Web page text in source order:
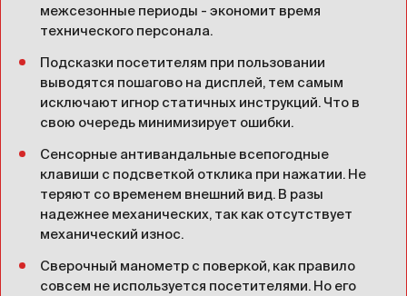
межсезонные периоды - экономит время
технического персонала.
Подсказки посетителям при пользовании
выводятся пошагово на дисплей, тем самым
исключают игнор статичных инструкций. Что в
свою очередь минимизирует ошибки.
Сенсорные антивандальные всепогодные
клавиши с подсветкой отклика при нажатии. Не
теряют со временем внешний вид. В разы
надежнее механических, так как отсутствует
механический износ.
Сверочный манометр с поверкой, как правило
совсем не используется посетителями. Но его